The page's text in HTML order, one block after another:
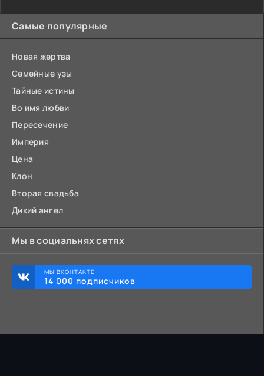
Самые популярные
Новая жертва
Семейные узы
Тайные истины
Во имя любви
Пересечение
Империя
Цена
Клон
Вторая свадьба
Дикий ангел
Мы в социальнях сетях
МЫ ВКОНТАКТЕ
14 000 подписчиков